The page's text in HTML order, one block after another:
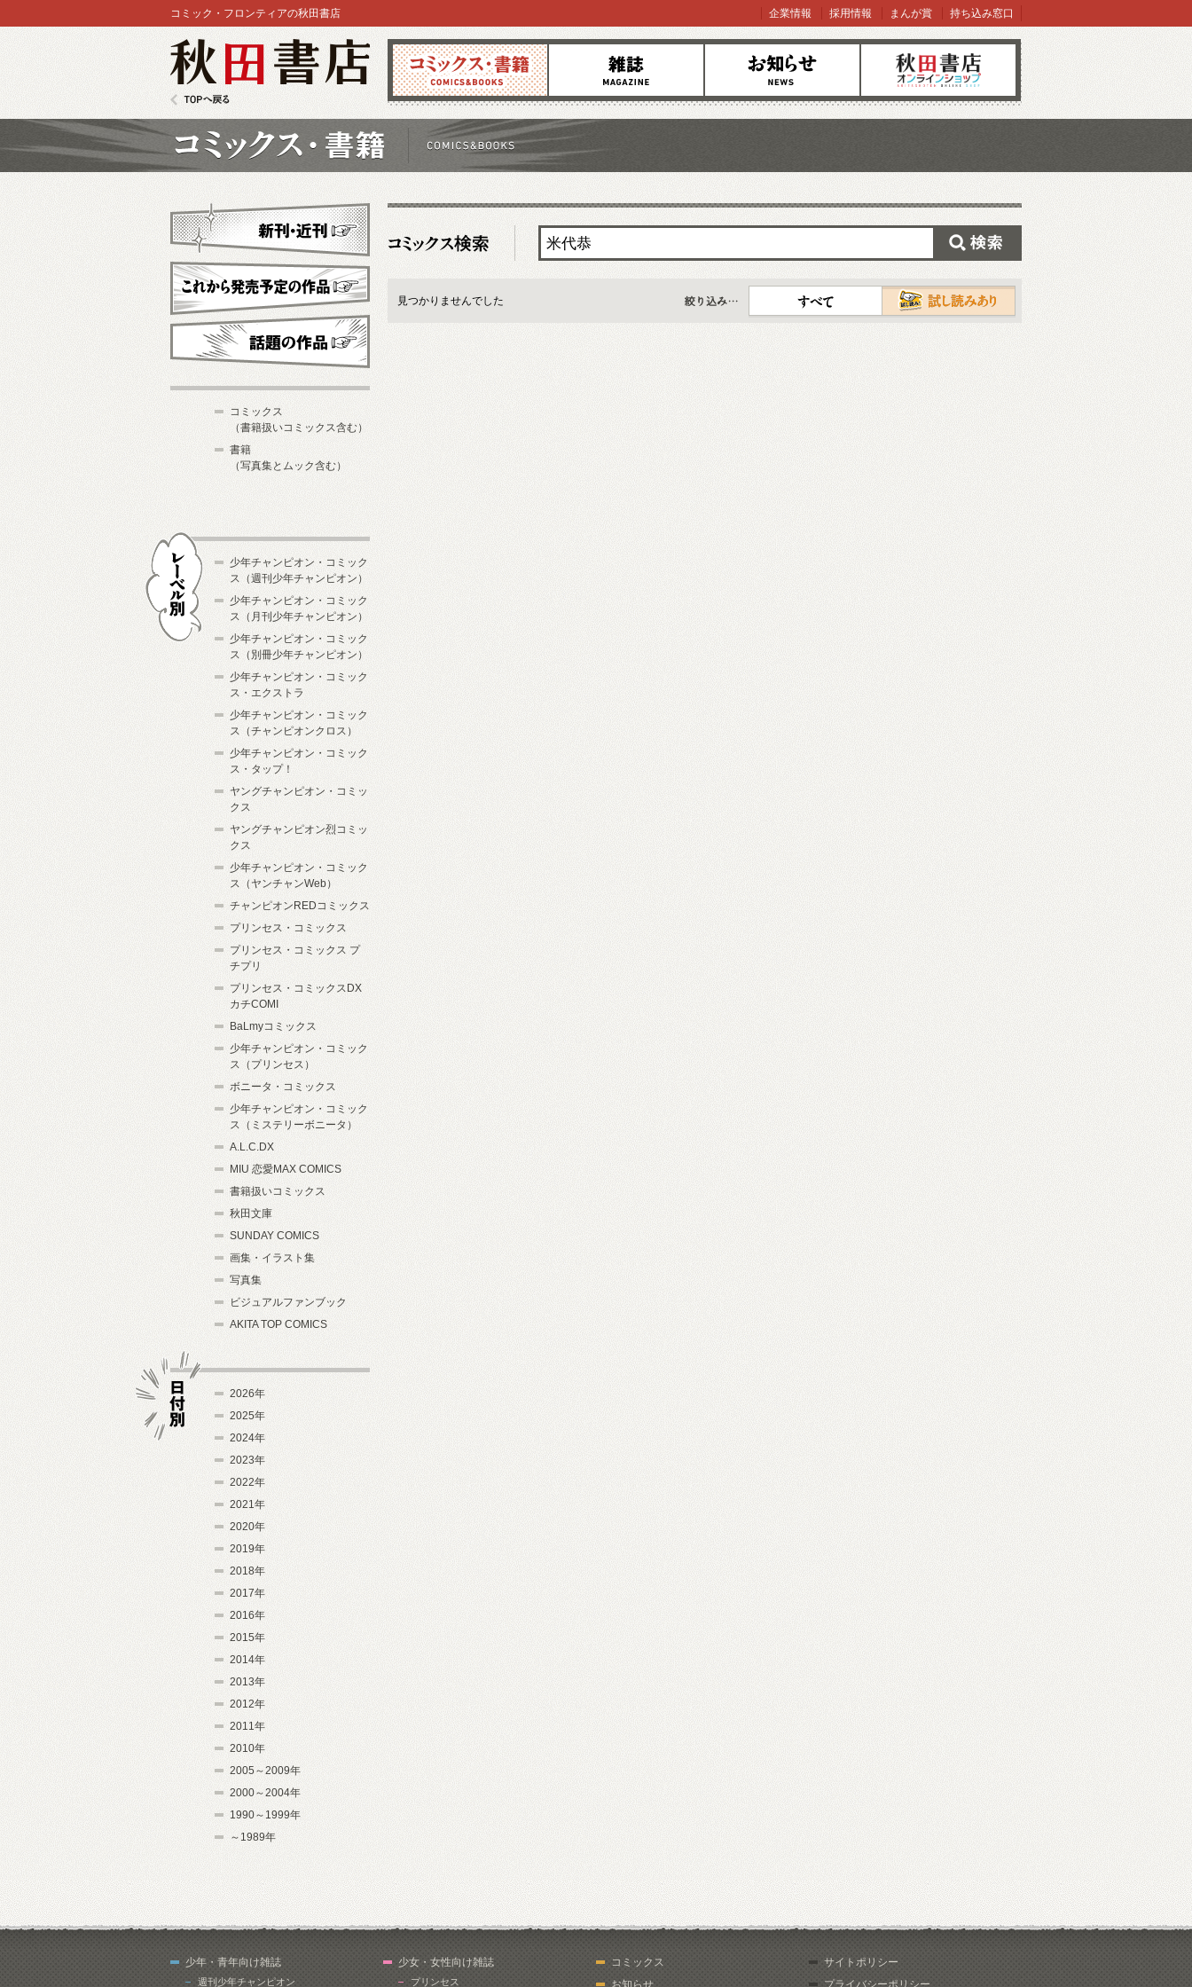
コミックス 雑誌 お知らせ オンラインショップ
コミック・フロンティアの秋田書店 企業情報 採用情報 まんが賞 持ち込み窓口
見つかりませんでした
すべて
新刊・近刊
これから発売予定
コミックス
（書籍扱いコミックス含む）
書籍
（写真集とムック含む）
少年チャンピオン・コミック
ス（週刊少年チャンピオン）
少年チャンピオン・コミック
ス（月刊少年チャンピオン）
少年チャンピオン・コミック
ス（別冊少年チャンピオン）
少年チャンピオン・コミック
ス・エクストラ
少年チャンピオン・コミック
ス（チャンピオンクロス）
少年チャンピオン・コミック
ス・タップ！
ヤングチャンピオン・コミッ
クス
ヤングチャンピオン烈コミッ
クス
少年チャンピオン・コミック
ス（ヤンチャンWeb）
チャンピオンREDコミックス
プリンセス・コミックス
プリンセス・コミックス プ
チプリ
プリンセス・コミックスDX
カチCOMI
BaLmyコミックス
少年チャンピオン・コミック
ス（プリンセス）
ボニータ・コミックス
少年チャンピオン・コミック
ス（ミステリーボニータ）
A.L.C.DX
MIU 恋愛MAX COMICS
書籍扱いコミックス
秋田文庫
SUNDAY COMICS
画集・イラスト集
写真集
ビジュアルファンブック
AKITA TOP COMICS
2026年
2025年
2024年
2023年
2022年
2021年
2020年
2019年
2018年
2017年
2016年
2015年
2014年
2013年
2012年
2011年
2010年
2005～2009年
2000～2004年
1990～1999年
～1989年
少年・青年向け雑誌
週刊少年チャンピオン
少女・女性向け雑誌
プリンセス
コミックス
お知らせ
サイトポリシー
プライバシーポリシー